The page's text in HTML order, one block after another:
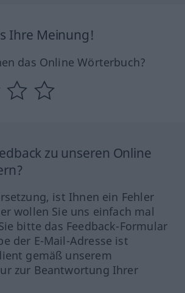
Ihre Meinung!
das Online Wörterbuch?
zu unseren Online
ist Ihnen ein Fehler
wollen Sie uns einfach mal
bitte das Feedback-Formular
der E-Mail-Adresse ist
gemäß unserem
zur Beantwortung Ihrer